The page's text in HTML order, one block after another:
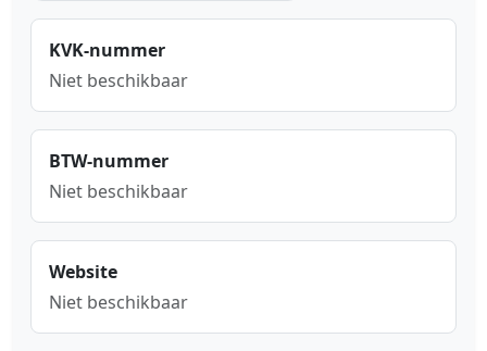
KVK-nummer
Niet beschikbaar
BTW-nummer
Niet beschikbaar
Website
Niet beschikbaar